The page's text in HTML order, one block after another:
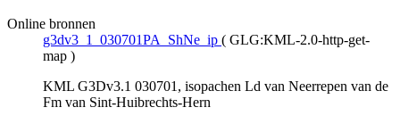
Online bronnen
g3dv3_1_030701PA_ShNe_ip ( GLG:KML-2.0-http-get-
map )
KML G3Dv3.1 030701, isopachen Ld van Neerrepen van de
Fm van Sint-Huibrechts-Hern